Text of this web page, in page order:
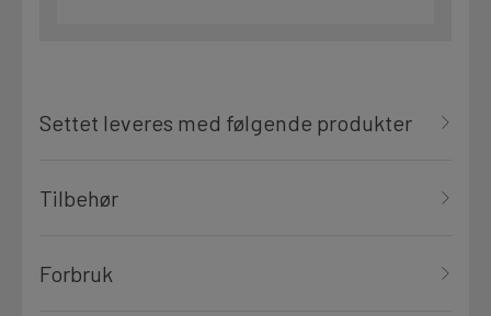
Settet leveres med følgende produkter
Tilbehør
Forbruk